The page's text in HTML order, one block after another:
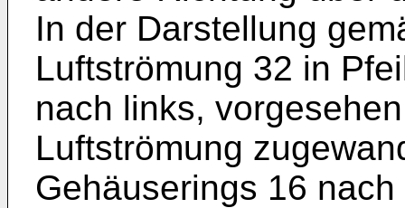
In der Darstellung
Luftströmung 32 in
nach links,
Luftströmung
Gehäuserings 16